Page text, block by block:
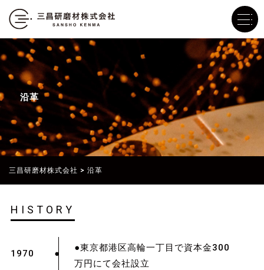
沿革
三昌研磨材株式会社 > 沿革
HISTORY
1970
●東京都港区高輪一丁目で資本金300
万円にて会社設立